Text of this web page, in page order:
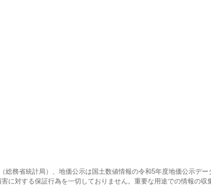
務省統計局）、地価公示は国土数値情報の令和5年度地価公示デー
に対する保証行為を一切しておりません。重要な用途での情報の収